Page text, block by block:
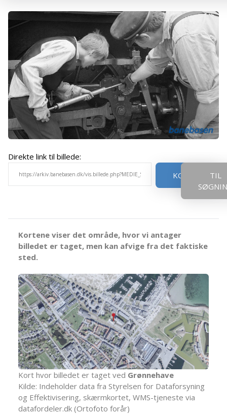
Direkte link til billede:
KOPIER
TIL
Kortene viser det område, hvor vi antager
billedet er taget, men kan afvige fra det faktiske
sted.
Kort hvor billedet er taget ved Grønnehave
Kilde: Indeholder data fra Styrelsen for Dataforsyning
og Effektivisering, skærmkortet, WMS-tjeneste via
datafordeler.dk (Ortofoto forår)